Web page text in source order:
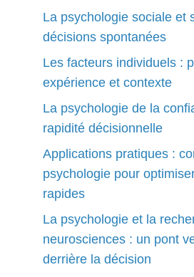
La psychologie sociale et
décisions spontanées
Les facteurs individuels :
expérience et contexte
La psychologie de la
rapidité décisionnelle
Applications pratiques :
psychologie pour
rapides
La psychologie et la
neurosciences : un pont
derrière la décision